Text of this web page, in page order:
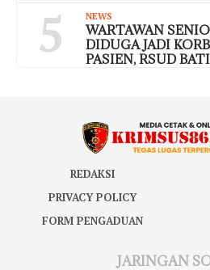
5 NEWS
WARTAWAN
DIDUGA JADI
PASIEN, RSUD
REDAKSI
PRIVACY POLICY
FORM PENGADUAN
JARINGAN